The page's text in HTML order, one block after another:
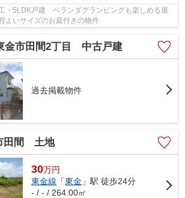
・5LDK戸建 ベランダグランピングも楽しめる屋
よいサイズのお庭付きの物件
金市田間2丁目 中古戸建
過去掲載物件
田間 土地
30万円
東金線 「東金 」駅 徒歩24分
- / - / 264.00㎡